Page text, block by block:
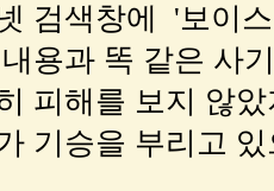
검색창에 '보이
용과 똑 같은 사
피해를 보지 않
기승을 부리고